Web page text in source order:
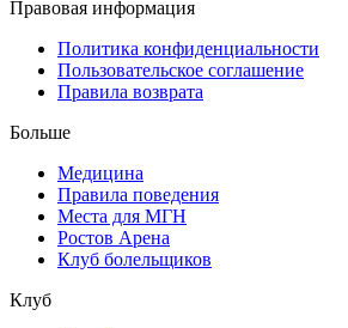
Правовая информация
Политика конфиденциальности
Пользовательское соглашение
Правила возврата
Больше
Медицина
Правила поведения
Места для МГН
Ростов Арена
Клуб болельщиков
Клуб